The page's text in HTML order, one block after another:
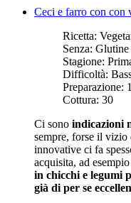
Ceci e farro con con
Ricetta:
Senza: Glutine
Stagione:
Difficoltà:
Preparazione:
Cottura: 30
Ci sono indicazioni
sempre, forse il vizio
innovative ci fa
acquisita, ad
in chicchi e legumi
già di per se